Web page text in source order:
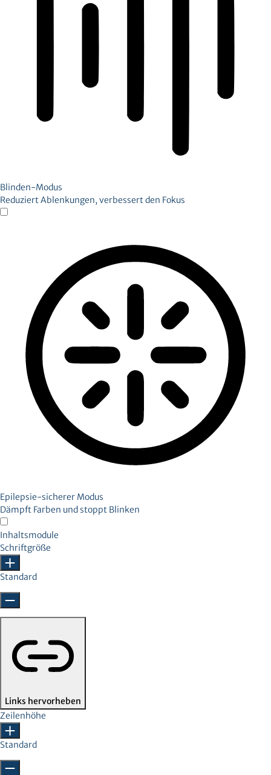
Blinden-Modus
Reduziert Ablenkungen, verbessert den Fokus
Epilepsie-sicherer Modus
Dämpft Farben und stoppt Blinken
Inhaltsmodule
Schriftgröße
Standard
Links hervorheben
Zeilenhöhe
Standard